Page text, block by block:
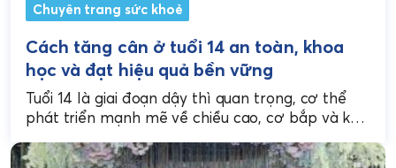
Chuyên trang sức khoẻ
Cách tăng cân ở tuổi 14 an toàn, khoa
học và đạt hiệu quả bền vững
Tuổi 14 là giai đoạn dậy thì quan trọng, cơ thể
phát triển mạnh mẽ về chiều cao, cơ bắp và khối